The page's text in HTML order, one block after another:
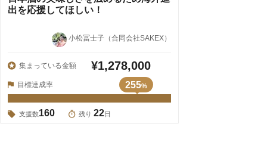
出を応援してほしい！
小松冨士子（合同会社SAKEX）
集まっている金額 ¥1,278,000
目標達成率 255%
支援数160 残り 22日